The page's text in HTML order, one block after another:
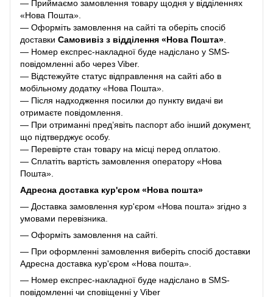
— Приймаємо замовлення товару щодня у відділеннях
«Нова Пошта».
— Оформіть замовлення на сайті та оберіть спосіб
доставки Самовивіз з відділення «Нова Пошта»
— Номер експрес-накладної буде надіслано у SMS-
повідомленні або через Viber.
— Відстежуйте статус відправлення на сайті або в
мобільному додатку «Нова Пошта».
— Після надходження посилки до пункту видачі ви
отримаєте повідомлення.
— При отриманні пред’явіть паспорт або інший документ,
що підтверджує особу.
— Перевірте стан товару на місці перед оплатою.
— Сплатіть вартість замовлення оператору «Нова
Пошта».
Адресна доставка кур'єром «Нова пошта»
— Доставка замовлення кур'єром «Нова пошта» згідно з
умовами перевізника.
— Оформіть замовлення на сайті.
— При оформленні замовлення виберіть спосіб доставки
Адресна доставка кур'єром «Нова пошта».
— Номер експрес-накладної буде надіслано в SMS-
повідомленні чи сповіщенні у Viber